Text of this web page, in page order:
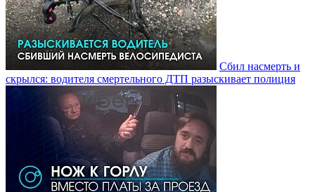
Сбил насмерть и
скрылся: водителя смертельного ДТП разыскивает полиция